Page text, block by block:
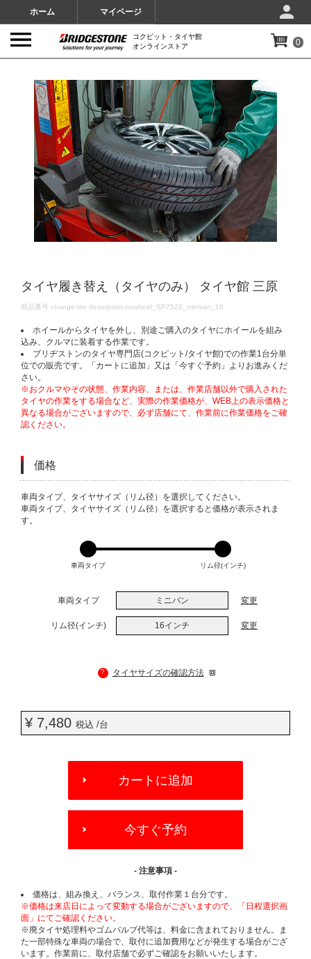
ホーム マイページ
コクピット・タイヤ館
オンラインストア
0
タイヤ履き替え（タイヤのみ） タイヤ館 三原
DETAILS
商品番号 change-tire-desorption-nowheel_SP7522_minivan_16
ホイールからタイヤを外し、別途ご購入のタイヤにホイールを組み
込み、クルマに装着する作業です。
ブリヂストンのタイヤ専門店(コクピット/タイヤ館)での作業1台分単
位での販売です。「カートに追加」又は「今すぐ予約」よりお進みくだ
さい。
※おクルマやその状態、作業内容、または、作業店舗以外で購入された
タイヤの作業をする場合など、実際の作業価格が、WEB上の表示価格と
異なる場合がございますので、必ず店舗にて、作業前に作業価格をご確
認ください。
価格
VARIATIONS
車両タイプ、タイヤサイズ（リム径）を選択してください。
車両タイプ、タイヤサイズ（リム径）を選択すると価格が表示されま
す。
車両タイプ リム径(インチ)
車両タイプ ミニバン 変更
リム径(インチ) 16インチ 変更
? タイヤサイズの確認方法
¥ 7,480 税込 /台
OPTIONS
カートに追加
今すぐ予約
- 注意事項 -
価格は、組み換え、バランス、取付作業１台分です。
※価格は来店日によって変動する場合がございますので、「日程選択画
面」にてご確認ください。
※廃タイヤ処理料やゴムバルブ代等は、料金に含まれておりません。ま
た一部特殊な車両の場合で、取付に追加費用などが発生する場合がござ
います。作業前に、取付店舗で必ずご確認をお願いいたします。